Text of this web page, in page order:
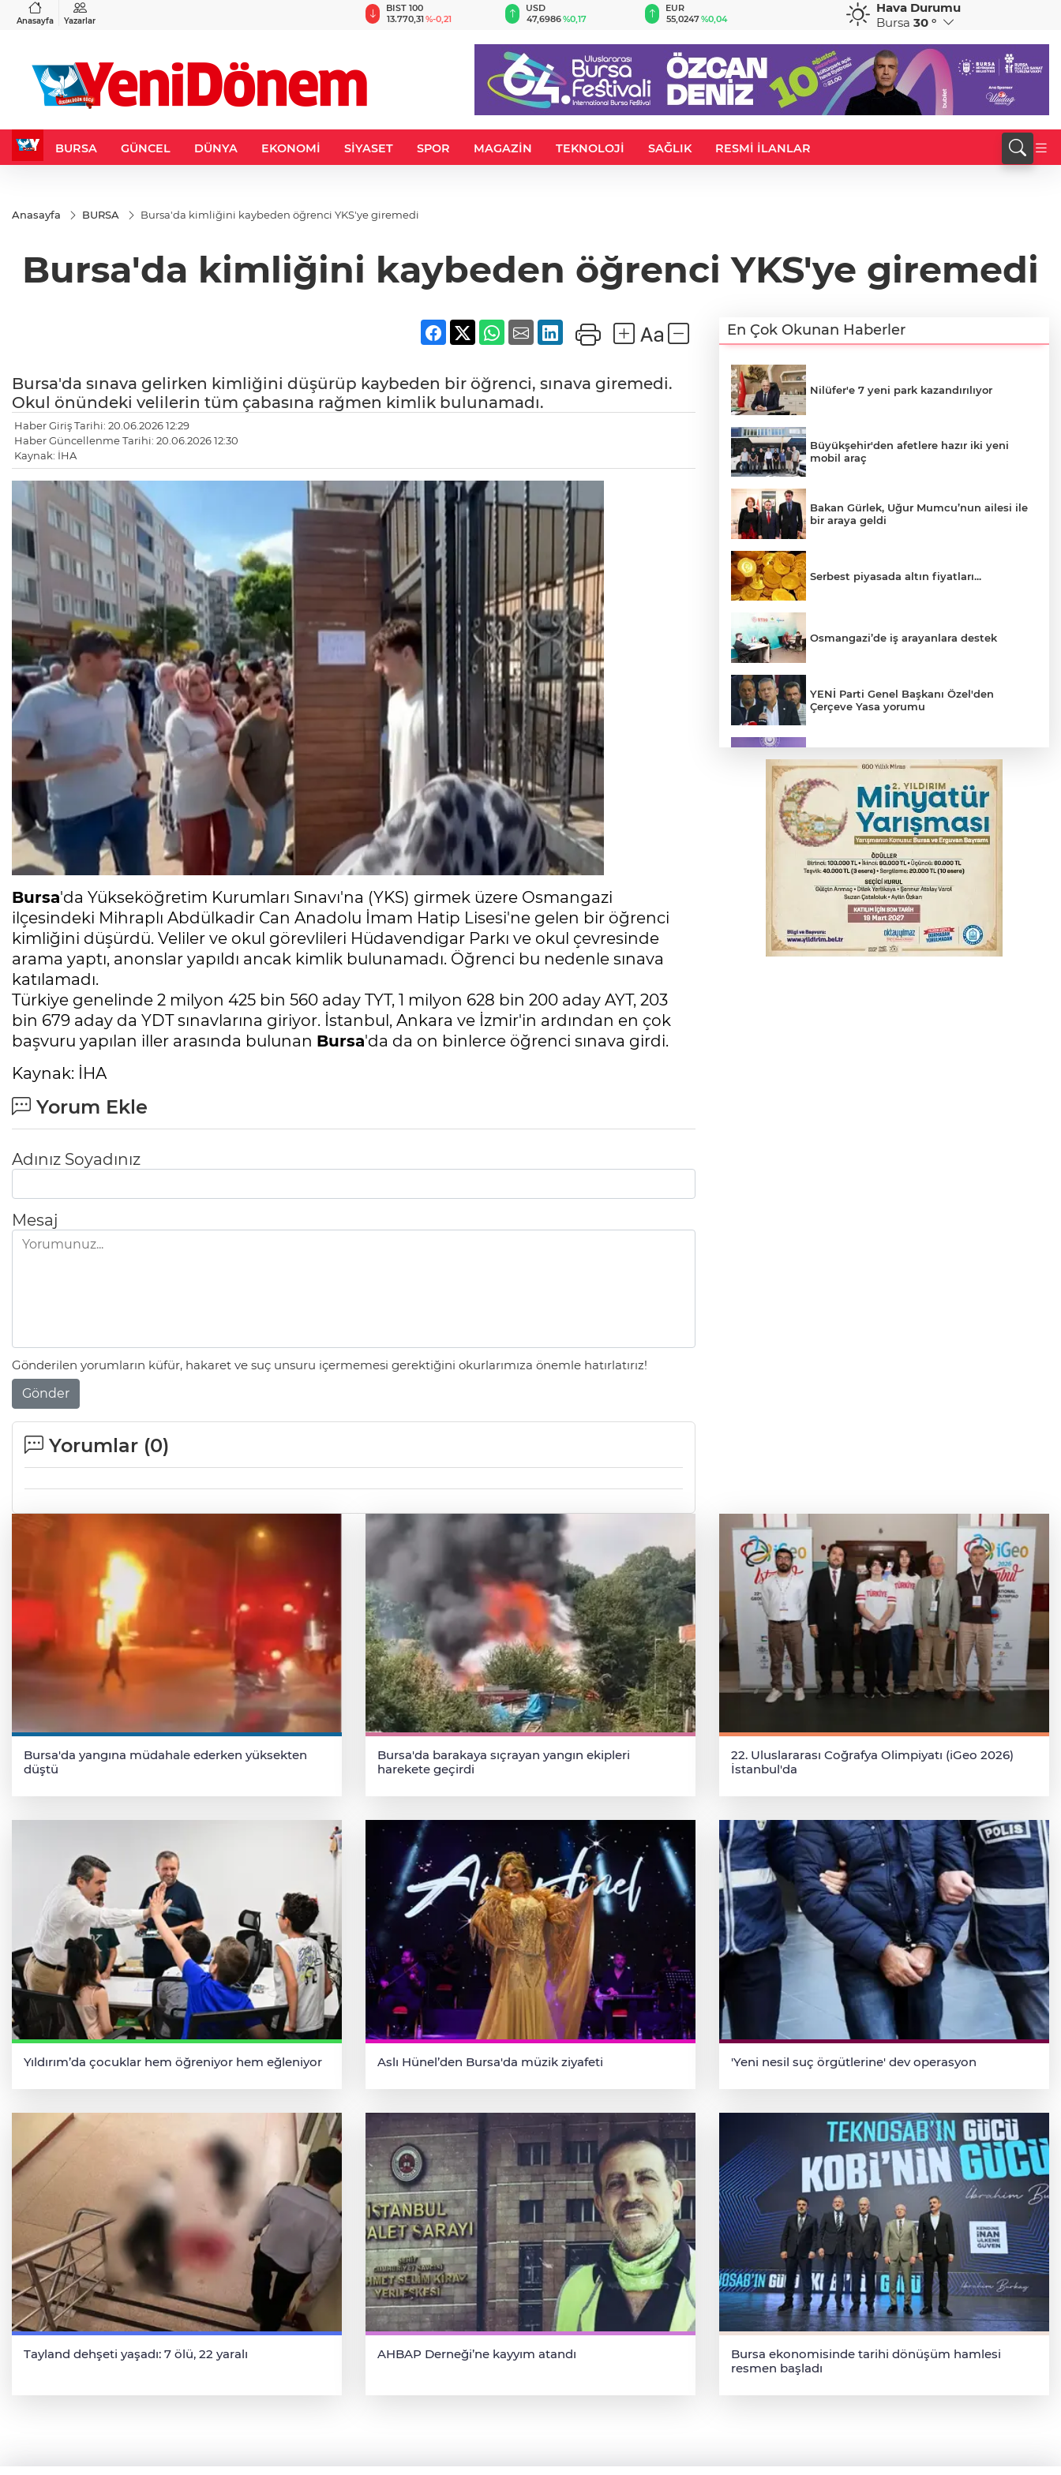
Anasayfa Yazarlar
%-0,22
BIST 100
13.770,31%-0,21
USD
47,6986%0,17
EUR
55,0247%0,04 %0,02
CHF
58,8366
Hava Durumu
Bursa 30 °
BURSA GÜNCEL DÜNYA EKONOMİ SİYASET SPOR MAGAZİN TEKNOLOJİ SAĞLIK RESMİ İLANLAR
Anasayfa BURSA Bursa'da kimliğini kaybeden öğrenci YKS'ye giremedi
Bursa'da kimliğini kaybeden öğrenci YKS'ye giremedi
Bursa'da sınava gelirken kimliğini düşürüp kaybeden bir öğrenci, sınava giremedi.
Okul önündeki velilerin tüm çabasına rağmen kimlik bulunamadı.
Haber Giriş Tarihi: 20.06.2026 12:29
Haber Güncellenme Tarihi: 20.06.2026 12:30
Kaynak: İHA
Bursa'da Yükseköğretim Kurumları Sınavı'na (YKS) girmek üzere Osmangazi
ilçesindeki Mihraplı Abdülkadir Can Anadolu İmam Hatip Lisesi'ne gelen bir öğrenci
kimliğini düşürdü. Veliler ve okul görevlileri Hüdavendigar Parkı ve okul çevresinde
arama yaptı, anonslar yapıldı ancak kimlik bulunamadı. Öğrenci bu nedenle sınava
katılamadı.
Türkiye genelinde 2 milyon 425 bin 560 aday TYT, 1 milyon 628 bin 200 aday AYT, 203
bin 679 aday da YDT sınavlarına giriyor. İstanbul, Ankara ve İzmir'in ardından en çok
başvuru yapılan iller arasında bulunan Bursa'da da on binlerce öğrenci sınava girdi.
Kaynak: İHA
Yorum Ekle
Adınız Soyadınız
Mesaj
Gönderilen yorumların küfür, hakaret ve suç unsuru içermemesi gerektiğini okurlarımıza önemle hatırlatırız!
Gönder
Yorumlar (0)
En Çok Okunan Haberler
Nilüfer'e 7 yeni park kazandırılıyor
Büyükşehir'den afetlere hazır iki yeni
mobil araç
Bakan Gürlek, Uğur Mumcu’nun ailesi ile
bir araya geldi
Serbest piyasada altın fiyatları...
Osmangazi’de iş arayanlara destek
YENİ Parti Genel Başkanı Özel'den
Çerçeve Yasa yorumu
milletimize hayırlı olsun
Osmangazi’de kaldırım işgaline geçit yok
Bursa’da bugün hava nasıl olacak?
Yargıtay’dan primle çalışanlara müjde
Bursa'da yangına müdahale ederken yüksekten
düştü
Bursa'da barakaya sıçrayan yangın ekipleri
harekete geçirdi
22. Uluslararası Coğrafya Olimpiyatı (iGeo 2026)
İstanbul'da
Yıldırım’da çocuklar hem öğreniyor hem eğleniyor Aslı Hünel’den Bursa'da müzik ziyafeti 'Yeni nesil suç örgütlerine' dev operasyon
Tayland dehşeti yaşadı: 7 ölü, 22 yaralı AHBAP Derneği’ne kayyım atandı
Bursa ekonomisinde tarihi dönüşüm hamlesi
resmen başladı